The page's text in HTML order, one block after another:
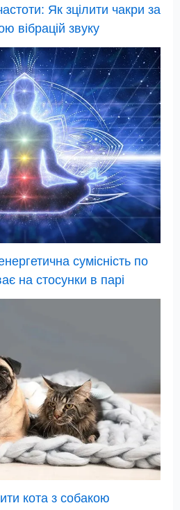
Як зцілити чакри за
вібрацій звуку
сумісність по
на стосунки в парі
кота з собакою